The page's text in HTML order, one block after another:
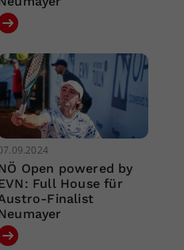
Open powered by
Full House für
Finalist